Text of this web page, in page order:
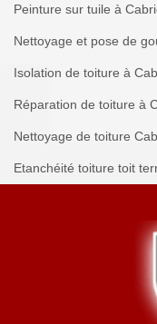
Peinture sur tuile à
Nettoyage et pose de
Isolation de toiture à
Réparation de toiture à
Nettoyage de toiture
Etanchéité toiture toit